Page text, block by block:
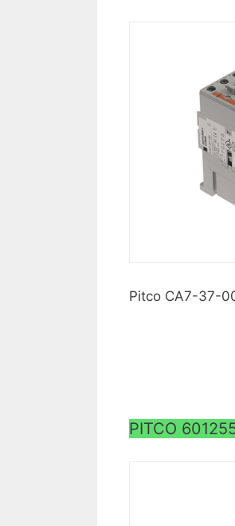
Pitco CA7-37-
PITCO